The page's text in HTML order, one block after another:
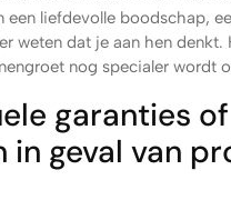
liefdevolle boodschap,
weten dat je aan hen
nog specialer wordt
garanties of
geval van